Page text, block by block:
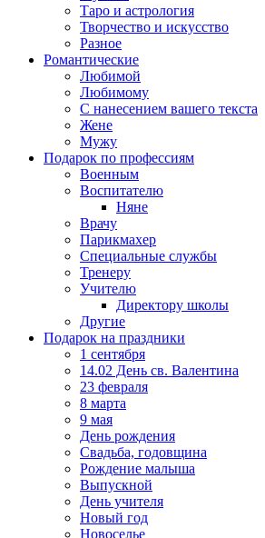
Таро и астрология
Творчество и искусство
Разное
Романтические
Любимой
Любимому
С нанесением вашего текста
Жене
Мужу
Подарок по профессиям
Военным
Воспитателю
Няне
Врачу
Парикмахер
Специальные службы
Тренеру
Учителю
Директору школы
Другие
Подарок на праздники
1 сентября
14.02 День св. Валентина
23 февраля
8 марта
9 мая
День рождения
Свадьба, годовщина
Рождение малыша
Выпускной
День учителя
Новый год
Новоселье